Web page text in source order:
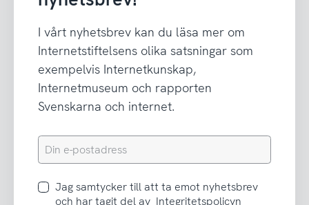
I vårt nyhetsbrev kan du läsa mer om
Internetstiftelsens olika satsningar som
exempelvis Internetkunskap,
Internetmuseum och rapporten
Svenskarna och internet.
Din
e-
Jag
samtycker
Jag samtycker till att ta emot nyhetsbrev
och har tagit del av Integritetspolicyn